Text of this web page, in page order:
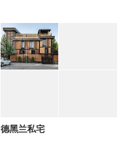
德黑兰私宅